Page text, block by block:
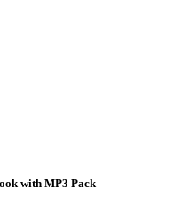
with MP3 Pack